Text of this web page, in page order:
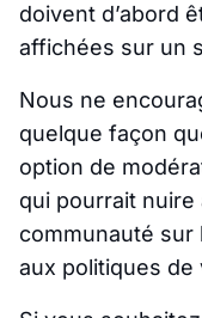
doivent d’abord
affichées sur un
Nous ne
quelque façon
option de
qui pourrait nuire
communauté sur
aux politiques de